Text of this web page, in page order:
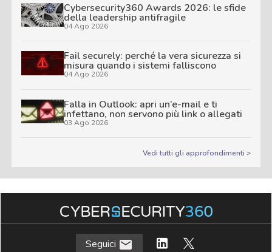
Cybersecurity360 Awards 2026: le sfide
della leadership antifragile
04 Ago 2026
Fail securely: perché la vera sicurezza si
misura quando i sistemi falliscono
04 Ago 2026
Falla in Outlook: apri un’e-mail e ti
infettano, non servono più link o allegati
03 Ago 2026
Vedi tutti gli approfondimenti >
Seguici